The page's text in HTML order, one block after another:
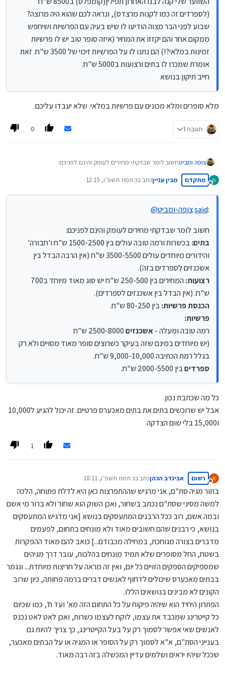
(לספרדים זה כמו לקנות מרצדס), ונראה לכם שהוא היה מרוצה?
שבוע לפני הבר מצוה הודיעו לו שיש בעיה עם הפרשיות ושיחפש
ממקום אחר והם יקזזו את המחיר (איזה סופר טוב יש לו פרשיות
זמינות במלאי?!) הם נתנו לו על הפרשיות זיכוי של 3500 ש"ח. זאת
אומרת שמכרו לו בתים ורצועות ב5000 ש"ח.
חייב תיקון בנושא
מלא סופרים ומלא מכונים עם פרשיות במלאי. שלא יעבדו עליכם.
תגובה 1 0
צופה ומביטחשוב לומר שבדקתי מחירים לעומק והינם לפניכם:
והידורים מיוחדים עולים 3500-5500 ש"ח (אין הרבה הבדל בין
(אין הבדל בין אשכנזים לספרדים).
פרשיות:
אשכנזים
(יש מיוחדים במינם שזה בעיקר כשרוצים סופר מאוד מסויים ולא רק
בגלל רמת הכתיבה 9,000-10,000 ש"ח.
ספרדיםבין 2000-5500 ש"ח.
מ
מנותק
מתקדם מבין ענייןכתב בכ תמוז תשפ״ו, 12:15
נערך לאחרונה על ידי
@צופה-ומביטsaid:
חשוב לומר שבדקתי מחירים לעומק והינם לפניכם:
בתים:
בכשרות ורמה טובה עולים בין 1500-2500 ש"ח ו'חבורה'
והידורים מיוחדים עולים 3500-5500 ש"ח (אין הרבה הבדל בין
אשכנזים לספרדים בזה).
רצועות:
המחירים בין 250-500 ש"ח יש סוג מאוד מיוחד ב700
ש"ח. (אין הבדל בין אשכנזים לספרדים).
הכנסת פרשיות:בין 80-250 ש"ח.
פרשיות:
רמה טובה ומעלה -אשכנזים
(יש מיוחדים במינם שזה בעיקר כשרוצים סופר מאוד מסויים ולא רק
בגלל רמת הכתיבה 9,000-10,000 ש"ח.
ספרדיםבין 2000-5500 ש"ח.
כל מה שכתבת נכון.
אבל יש שרוכשים בתים את בתים מאכערס פרטיים. זה יכול להגיע ל10,000
ו15,000 בלי שום הצדקה
1
א
מנותק
רשום אבינדב הכהןכתב בכ תמוז תשפ״ו, 18:11
נערך לאחרונה על ידי
בתור מגיה סת"ם, אני מרגיש שההתפרצות כאן היא לדלת פתוחה, הלכה
למשה מסיני שסת"ם נכתב בשחור, ואכן השוק הוא שחור ולא ברור מי אשם
ובמה אשם, רוב ככל הרבנים המתעסקים בנושא [אני מדגיש המתעסקים
בנושא, כי רבנים שהם חשובים מאוד ולא מונחים בתחום, לפעמים
מדברים בצורה מגוחכת, במחילה מכבודם...] כואב להם מאוד ההפקרות
בשטח, החל מסופרים שלא תמיד מונחים בהלכות, עובר דרך מגיהים
שמספיקים הספקים הזויים כל יום, ואין זה מראה על חריצות מיוחדת... ונגמר
בבתים מאכערס שיכולים לדחוף לאנשים דברים ברמה פחותה, כיון שרוב
הקונים לא מבינים בנושאים הללו.
הפתרון היחיד הוא שיהיה פיקוח על כל התחום הזה מא' ועד ת', כמו שכיום
כל קייטרינג שמכבד את עצמו, לוקח לעצמו כשרות, ואכן לאט לאט נכנס
לאנשים שאי אפשר לסמוך רק על בעל הקייטרינג, כך צריך להיות גם
בענייני הסת"ם, א"א לסמוך רק על הסופר או המגיה או על הבתים מאכער,
שככל שיהיו יראים ושלמים עדיין המכשלה בזה רבה מאוד.